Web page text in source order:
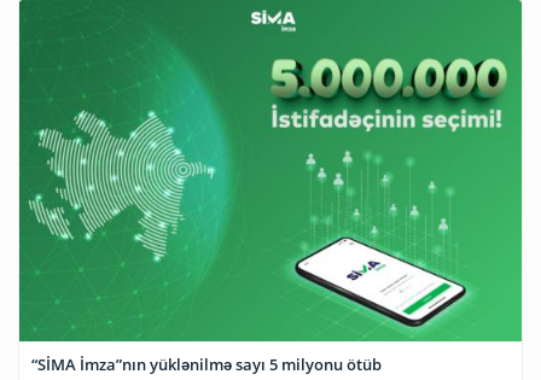
“SİMA İmza”nın yüklənilmə sayı 5 milyonu ötüb